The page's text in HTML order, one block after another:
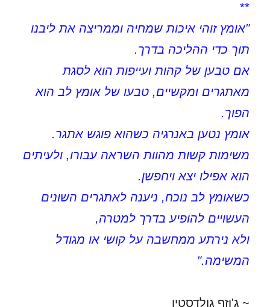
**
"אומץ זוהי איכות שמחיה וממריצה את ליבנו
תוך כדי ההליכה בדרך.
אם טבען של קהות ועייפות הוא לסגת
מאתגרים ומקשיים, טבעו של אומץ לב הוא
הפוך.
אומץ נטען באנרגיה כשהוא פוגש אתגר.
משימות קשות מהוות השראה עבורו, ולעיתים
הוא אפילו יצא ויחפשן.
כשאומץ לב נוכח, ניענה לאתגרים השונים
העשויים להופיע בדרך למטרה,
ולא נירתע ממחשבה על קושי או מגודל
המשימה."
~ ג'וזף גולדסטין